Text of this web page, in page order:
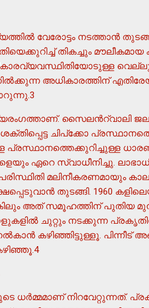
വേരോട്ടം നടത്താന്‍
തികച്ചും മൗലീകമായ
സൈലന്‍റ്വാലി
ചിപ്ക്കോ
ഏറെ സ്വാധീനിച്ചു.
മലിനീകരണമായും
തുടങ്ങി. 1960
അത് സമൂഹത്തിന് പുതിയ
കഴിഞ്ഞിട്ടുള്ളൂ. പിന്നീട്
ധര്‍മ്മമാണ്